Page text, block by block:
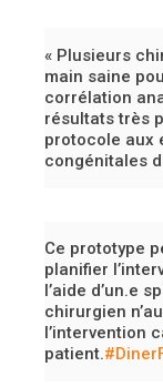
« Plusieurs
main saine
corrélation
résultats très
protocole aux
congénitales
Ce prototype
planifier
l’aide d’un.e
chirurgien
l’intervention
patient.